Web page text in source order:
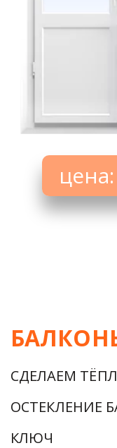
СДЕЛАЕМ
ОСТЕКЛЕНИЕ
КЛЮЧ